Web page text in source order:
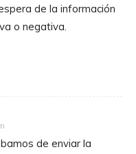
de la información
o negativa.
de enviar la